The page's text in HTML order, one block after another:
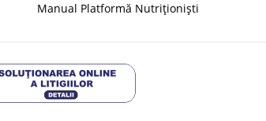
Manual Platformă Nutriționiști